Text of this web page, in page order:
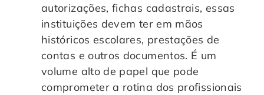
Transformação Digital
Gestão do Departamento Pessoal
Controle e Organização de Documentos Físicos
autorizações, fichas cadastrais, essas
instituições devem ter em mãos
históricos escolares, prestações de
contas e outros documentos. É um
volume alto de papel que pode
comprometer a rotina dos profissionais